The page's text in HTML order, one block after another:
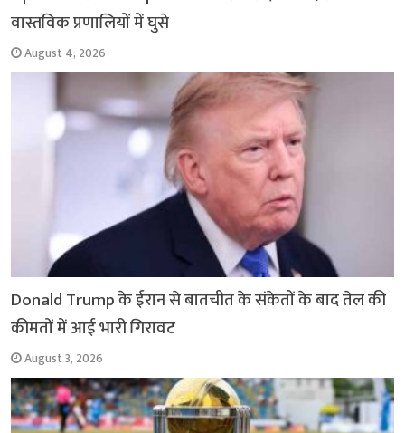
वास्तविक प्रणालियों में घुसे
August 4, 2026
Donald Trump के ईरान से बातचीत के संकेतों के बाद तेल की
कीमतों में आई भारी गिरावट
August 3, 2026